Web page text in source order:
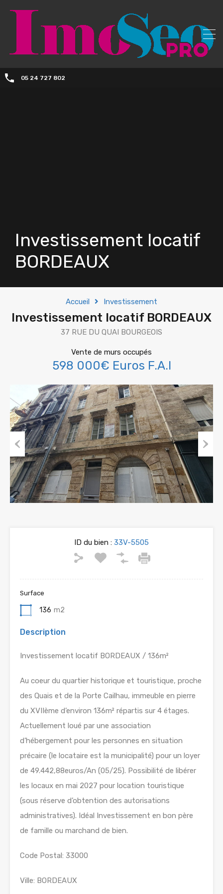
05 24 727 802
Investissement locatif
BORDEAUX
Accueil Investissement
Investissement locatif BORDEAUX
37 RUE DU QUAI BOURGEOIS
Vente de murs occupés
598 000€ Euros F.A.I
Previous Next
ID du bien : 33V-5505
Surface
136 m2
Description
Investissement locatif BORDEAUX / 136m²
Au coeur du quartier historique et touristique, proche
des Quais et de la Porte Cailhau, immeuble en pierre
du XVIIème d’environ 136m² répartis sur 4 étages.
Actuellement loué par une association
d’hébergement pour les personnes en situation
précaire (le locataire est la municipalité) pour un loyer
de 49.442,88euros/An (05/25). Possibilité de libérer
les locaux en mai 2027 pour location touristique
(sous réserve d’obtention des autorisations
administratives). Idéal Investissement en bon père
de famille ou marchand de bien.
Code Postal: 33000
Ville: BORDEAUX